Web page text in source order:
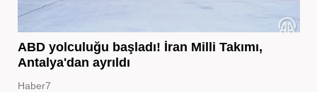
ABD yolculuğu başladı! İran Milli Takımı,
Antalya'dan ayrıldı
Haber7